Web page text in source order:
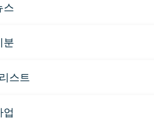
스
분
스트
업